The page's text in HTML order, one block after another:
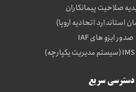
صلاحیت پیمانکاران
صدور ایزو های IAF
دسترسی سریع